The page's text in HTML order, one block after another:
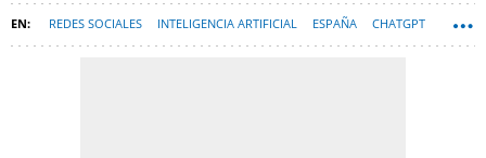
REDES SOCIALES INTELIGENCIA ARTIFICIAL ESPAÑA CHATGPT